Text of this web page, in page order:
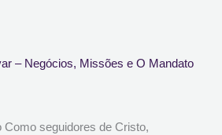
– Negócios, Missões e O Mandato
Como seguidores de Cristo,